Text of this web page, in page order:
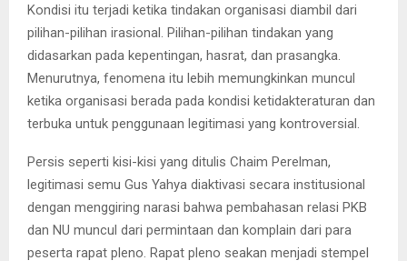
Kondisi itu terjadi ketika tindakan organisasi diambil dari
pilihan-pilihan irasional. Pilihan-pilihan tindakan yang
didasarkan pada kepentingan, hasrat, dan prasangka.
Menurutnya, fenomena itu lebih memungkinkan muncul
ketika organisasi berada pada kondisi ketidakteraturan dan
terbuka untuk penggunaan legitimasi yang kontroversial.
Persis seperti kisi-kisi yang ditulis Chaim Perelman,
legitimasi semu Gus Yahya diaktivasi secara institusional
dengan menggiring narasi bahwa pembahasan relasi PKB
dan NU muncul dari permintaan dan komplain dari para
peserta rapat pleno. Rapat pleno seakan menjadi stempel